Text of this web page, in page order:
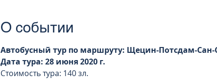
О событии
Автобусный тур по маршруту: Щецин-Потсдам-Сан-
Дата тура: 28 июня 2020 г.
Стоимость тура: 140 зл.